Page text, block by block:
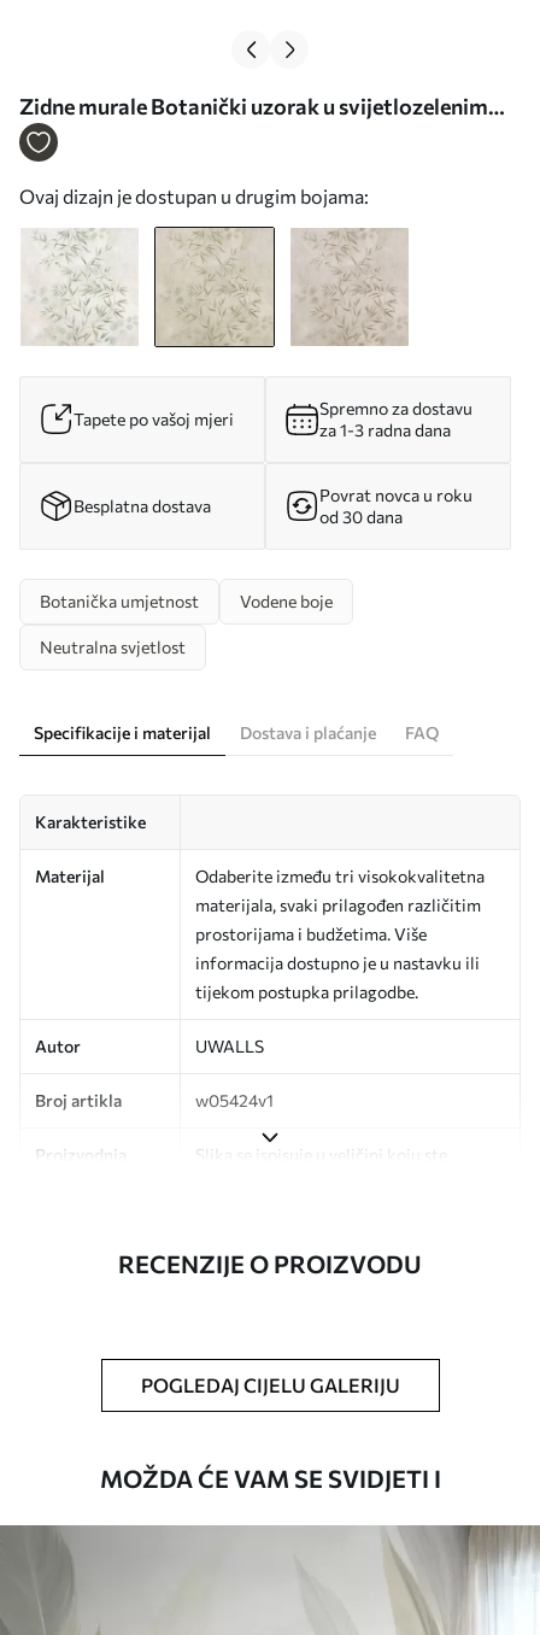
Zidne murale Botanički uzorak u svijetlozelenim
tonovima na teksturiranoj pozadini br. w05424v1
Ovaj dizajn je dostupan u drugim bojama:
Tapete po vašoj mjeri
Spremno za dostavu
za 1-3 radna dana
Besplatna dostava
Povrat novca u roku
od 30 dana
Botanička umjetnost Vodene boje
Neutralna svjetlost
Specifikacije i materijal Dostava i plaćanje FAQ
Karakteristike
Materijal
Odaberite između tri visokokvalitetna
materijala, svaki prilagođen različitim
prostorijama i budžetima. Više
informacija dostupno je u nastavku ili
tijekom postupka prilagodbe.
Autor UWALLS
Broj artikla w05424v1
Proizvodnja
Slika se ispisuje u veličini koju ste
Možete dodati premaz od laka i/ili ljepilo
spužvom. Lakirane tapete mogu se čistiti
vodom.
Način primjene Besprijekorna primjena
Standard
RECENZIJE O PROIZVODU
POGLEDAJ CIJELU GALERIJU
MOŽDA ĆE VAM SE SVIDJETI I